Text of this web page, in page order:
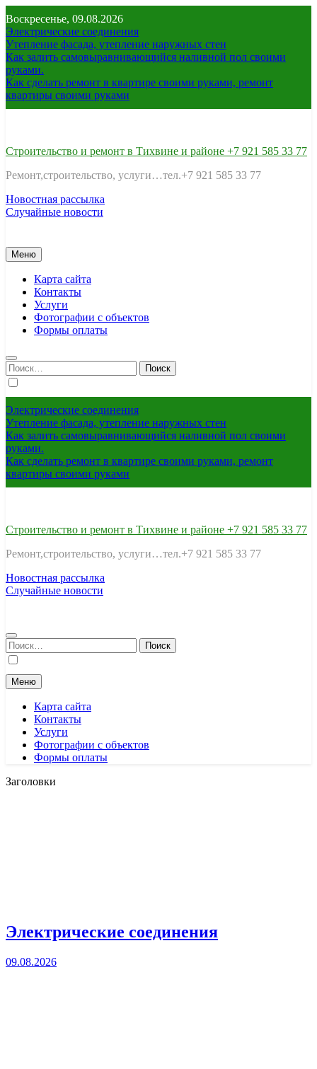
к
содержимому
Воскресенье, 09.08.2026
Электрические соединения
Утепление фасада, утепление наружных стен
Как залить самовыравнивающийся наливной пол своими
руками.
Как сделать ремонт в квартире своими руками, ремонт
квартиры своими руками
Строительство и ремонт в Тихвине и районе +7 921 585 33 77
Ремонт,строительство, услуги…тел.+7 921 585 33 77
Новостная рассылка
Случайные новости
Меню
Карта сайта
Контакты
Услуги
Фотографии с объектов
Формы оплаты
Найти:
Электрические соединения
Утепление фасада, утепление наружных стен
Как залить самовыравнивающийся наливной пол своими
руками.
Как сделать ремонт в квартире своими руками, ремонт
квартиры своими руками
Строительство и ремонт в Тихвине и районе +7 921 585 33 77
Ремонт,строительство, услуги…тел.+7 921 585 33 77
Новостная рассылка
Случайные новости
Найти:
Меню
Карта сайта
Контакты
Услуги
Фотографии с объектов
Формы оплаты
Заголовки
Электрические соединения
09.08.2026